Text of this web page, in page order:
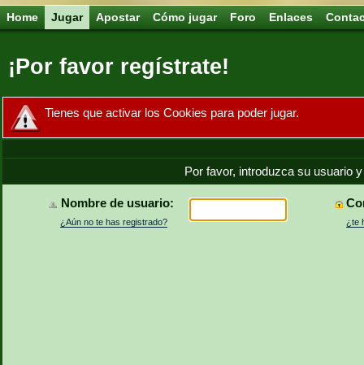
Home Jugar Apostar Cómo jugar Foro Enlaces
¡Por favor regístrate!
Tienes que activar los Cookies para poder jugar.
Por favor, introduzca su usuario
Nombre de usuario:
¿Aún no te has registrado? ¿te